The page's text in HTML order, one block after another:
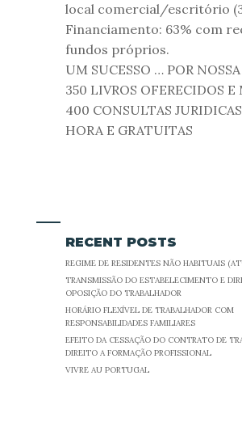
local comercial/escritório
Financiamento: 63% com
fundos próprios.
UM SUCESSO … POR NOSSA
350 LIVROS OFERECIDOS E
400 CONSULTAS
HORA E GRATUITAS
RECENT POSTS
REGIME DE RESIDENTES NÃO HABITUAIS
TRANSMISSÃO DO ESTABELECIMENTO E
OPOSIÇÃO DO TRABALHADOR
HORÁRIO FLEXÍVEL DE TRABALHADOR COM
RESPONSABILIDADES FAMILIARES
EFEITO DA CESSAÇÃO DO CONTRATO DE
DIREITO A FORMAÇÃO PROFISSIONAL
VIVRE AU PORTUGAL